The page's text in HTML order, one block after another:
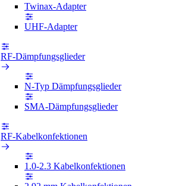
Twinax-Adapter
UHF-Adapter
RF-Dämpfungsglieder
N-Typ Dämpfungsglieder
SMA-Dämpfungsglieder
RF-Kabelkonfektionen
1.0-2.3 Kabelkonfektionen